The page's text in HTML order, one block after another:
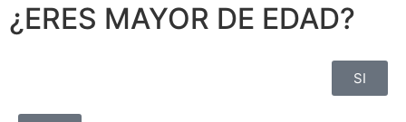
¿ERES MAYOR DE EDAD?
SI